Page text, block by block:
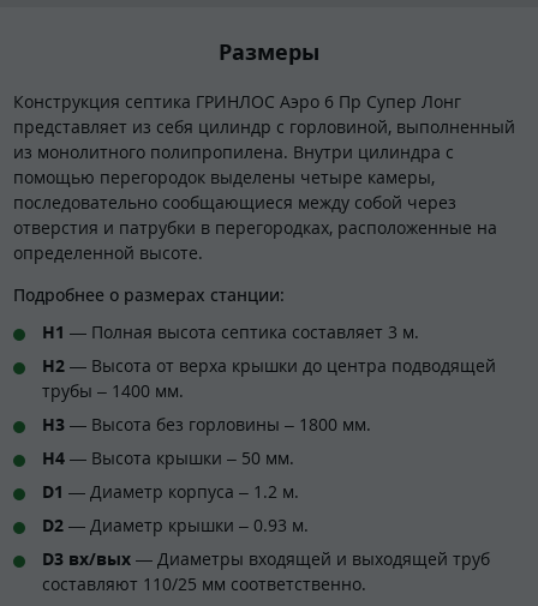
Размеры
Конструкция септика ГРИНЛОС Аэро 6 Пр Супер Лонг
представляет из себя цилиндр с горловиной, выполненный
из монолитного полипропилена. Внутри цилиндра с
помощью перегородок выделены четыре камеры,
последовательно сообщающиеся между собой через
отверстия и патрубки в перегородках, расположенные на
определенной высоте.
Подробнее о размерах станции:
H1 — Полная высота септика составляет 3 м.
H2 — Высота от верха крышки до центра подводящей
трубы – 1400 мм.
H3 — Высота без горловины – 1800 мм.
H4 — Высота крышки – 50 мм.
D1 — Диаметр корпуса – 1.2 м.
D2 — Диаметр крышки – 0.93 м.
D3 вх/вых — Диаметры входящей и выходящей труб
составляют 110/25 мм соответственно.